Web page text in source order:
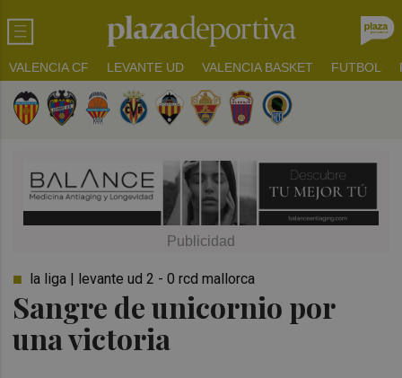
VALENCIA CF LEVANTE UD VALENCIA BASKET FUTBOL
Sangre de unicornio por
una victoria
la liga | levante ud 2 - 0 rcd mallorca